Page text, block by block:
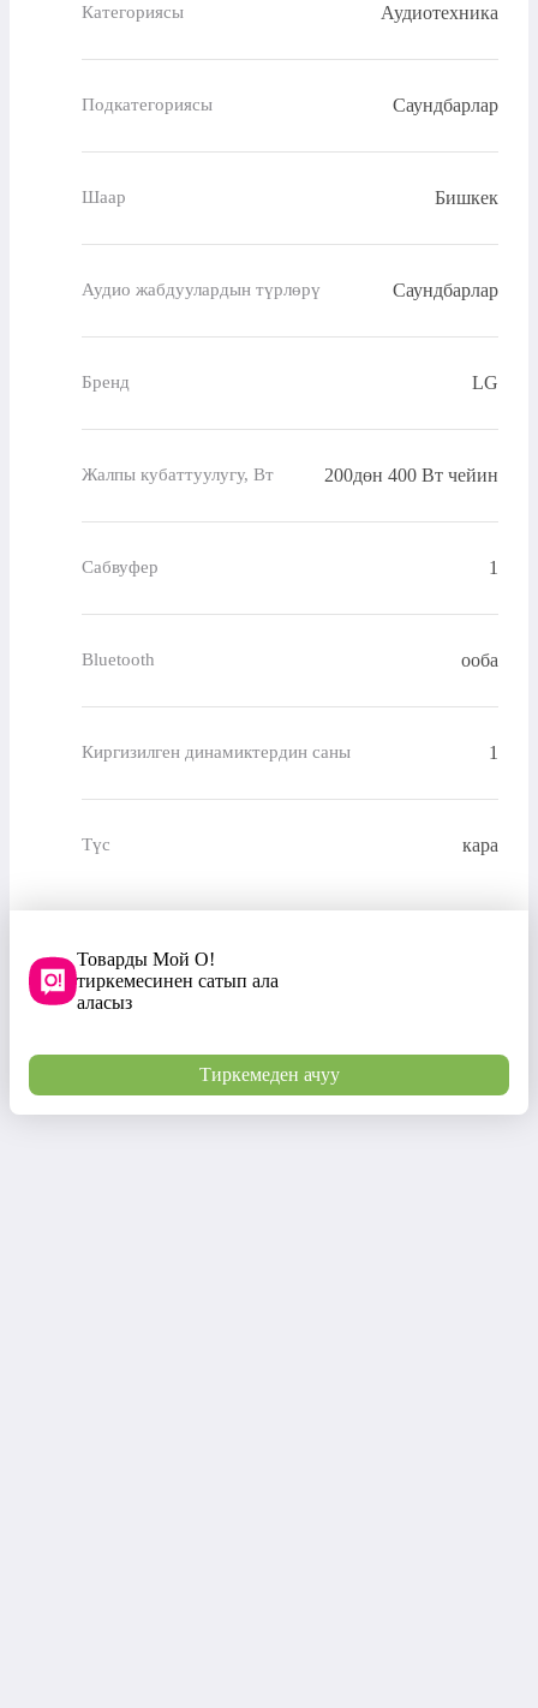
Категориясы Аудиотехника
Подкатегориясы Саундбарлар
Шаар Бишкек
Аудио жабдуулардын түрлөрү Саундбарлар
Бренд LG
Жалпы кубаттуулугу, Вт 200дөн 400 Вт чейин
Сабвуфер 1
Bluetooth ооба
Киргизилген динамиктердин саны 1
Түс кара
Товарды Мой О!
тиркемесинен сатып ала
аласыз
Тиркемеден ачуу